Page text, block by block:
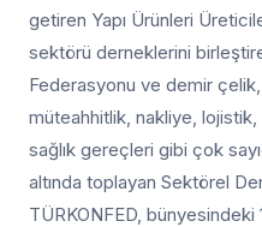
getiren Yapı Ürünleri
sektörü derneklerini
Federasyonu ve demir
müteahhitlik, nakliye, lojistik,
sağlık gereçleri gibi çok
altında toplayan Sektörel
TÜRKONFED,